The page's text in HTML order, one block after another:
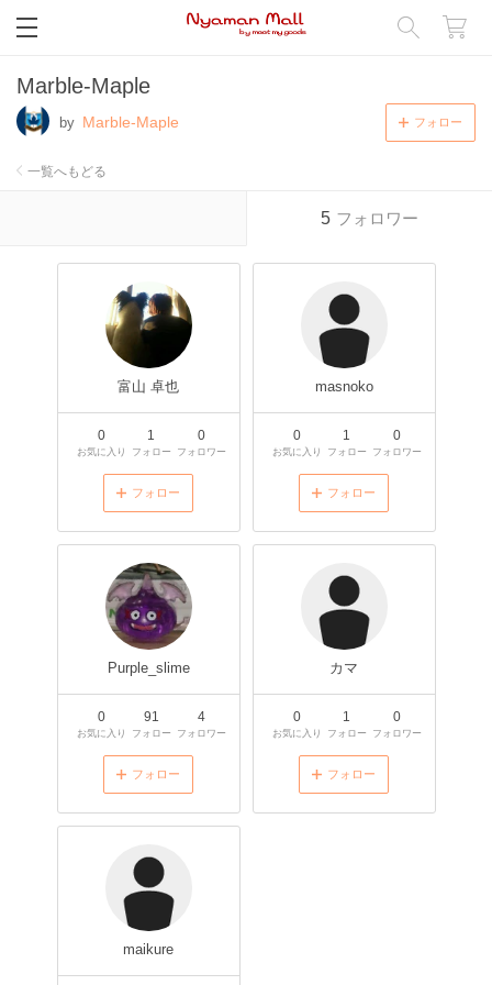
Marble-Maple
フォロー
by Marble-Maple
一覧へもどる
5 フォロワー
富山 卓也
0
お気に入り
1
フォロー
0
フォロワー
フォロー
masnoko
0
お気に入り
1
フォロー
0
フォロワー
フォロー
Purple_slime
0
お気に入り
91
フォロー
4
フォロワー
フォロー
カマ
0
お気に入り
1
フォロー
0
フォロワー
フォロー
maikure